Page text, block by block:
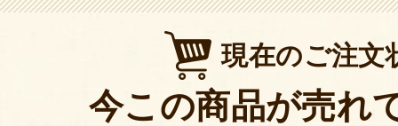
現在のご注文
今この商品が売れ